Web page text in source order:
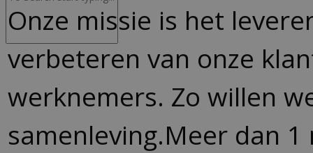
Onze missie is het
verbeteren van onze
werknemers. Zo willen
samenleving.Meer dan